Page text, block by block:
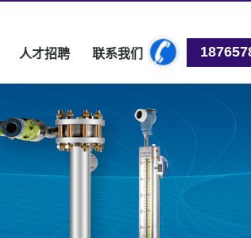
人才招聘 联系我们